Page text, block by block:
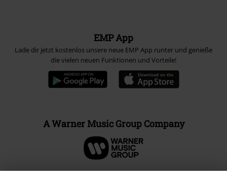
EMP App
Lade dir jetzt kostenlos unsere neue EMP App runter und genieße
die vielen neuen Funktionen und Vorteile!
A Warner Music Group Company